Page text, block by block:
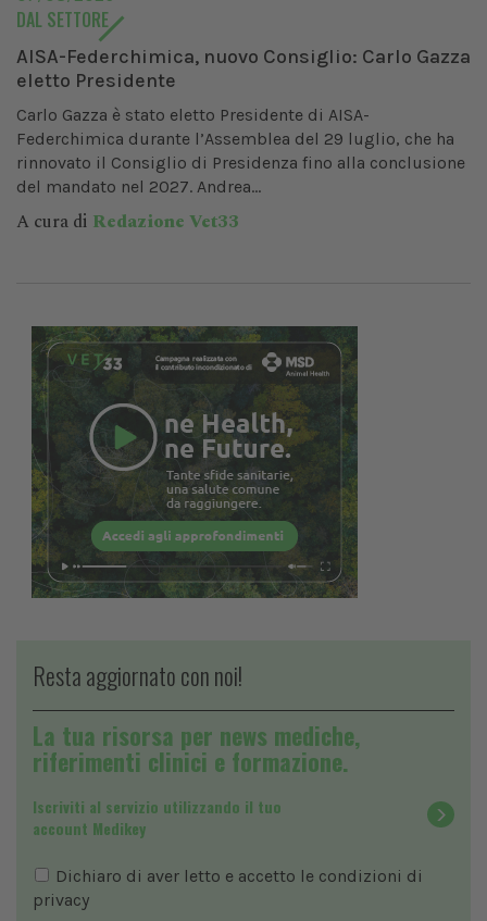
DAL SETTORE
AISA-Federchimica, nuovo Consiglio: Carlo Gazza
eletto Presidente
Carlo Gazza è stato eletto Presidente di AISA-
Federchimica durante l’Assemblea del 29 luglio, che ha
rinnovato il Consiglio di Presidenza fino alla conclusione
del mandato nel 2027. Andrea...
A cura di Redazione Vet33
Resta aggiornato con noi!
La tua risorsa per news mediche,
riferimenti clinici e formazione.
Iscriviti al servizio utilizzando il tuo
account Medikey
Dichiaro di aver letto e accetto le condizioni di
privacy